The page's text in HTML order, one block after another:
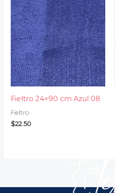
Fieltro 24×90 cm Azul 08
Fieltro
$22.50